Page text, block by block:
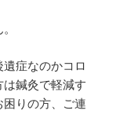
症なのかコロ
鍼灸で軽減す
りの方、ご連